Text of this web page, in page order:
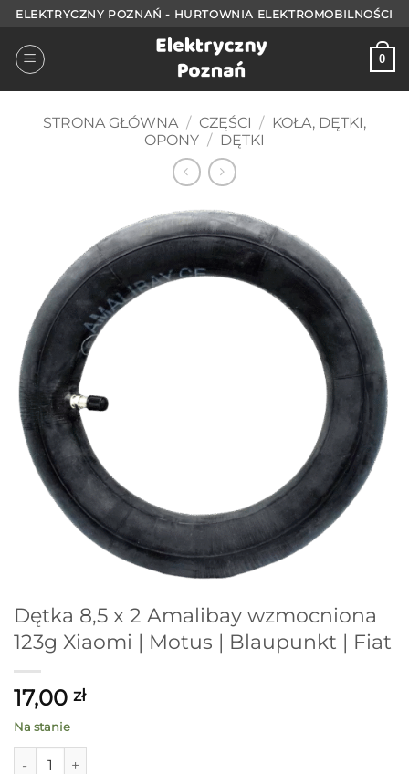
Przejdź
treści
ELEKTRYCZNY POZNAŃ - HURTOWNIA ELEKTROMOBILNOŚCI
0
STRONA GŁÓWNA / CZĘŚCI / KOŁA, DĘTKI,
OPONY / DĘTKI
Dętka 8,5 x 2 Amalibay wzmocniona
123g Xiaomi | Motus | Blaupunkt | Fiat
17,00 zł
Na stanie
ilość Dętka 8,5 x 2 Amalibay wzmocniona 123g Xiaomi |